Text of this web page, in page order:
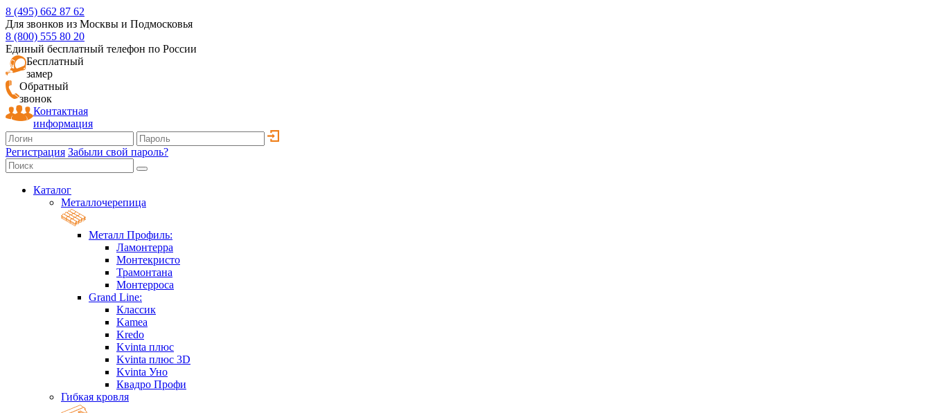
8 (495) 662 87 62
Для звонков из Москвы и Подмосковья
8 (800) 555 80 20
Единый бесплатный телефон по России
Бесплатный
замер
Обратный
звонок
Контактная
информация
Регистрация Забыли свой пароль?
Каталог
Металлочерепица
Металл Профиль:
Ламонтерра
Монтекристо
Трамонтана
Монтерроса
Grand Line:
Классик
Kamea
Kredo
Kvinta плюс
Kvinta плюс 3D
Kvinta Уно
Квадро Профи
Гибкая кровля